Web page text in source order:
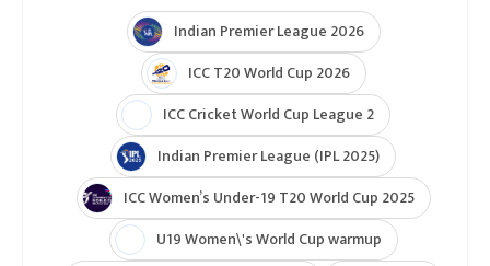
Indian Premier League 2026
ICC T20 World Cup 2026
ICC Cricket World Cup League 2
Indian Premier League (IPL 2025)
ICC Women’s Under-19 T20 World Cup 2025
U19 Women\'s World Cup warmup